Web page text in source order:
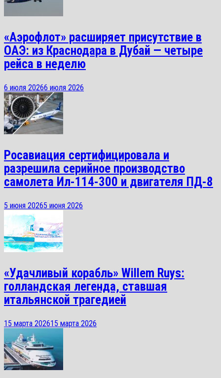
«Аэрофлот» расширяет присутствие в
ОАЭ: из Краснодара в Дубай — четыре
рейса в неделю
6 июля 20266 июля 2026
Росавиация сертифицировала и
разрешила серийное производство
самолета Ил-114-300 и двигателя ПД-8
5 июня 20265 июня 2026
«Удачливый корабль» Willem Ruys:
голландская легенда, ставшая
итальянской трагедией
15 марта 202615 марта 2026